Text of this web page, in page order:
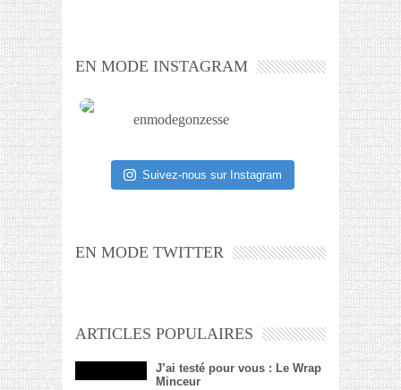
EN MODE INSTAGRAM
enmodegonzesse
Suivez-nous sur Instagram
EN MODE TWITTER
ARTICLES POPULAIRES
J’ai testé pour vous : Le Wrap
Minceur